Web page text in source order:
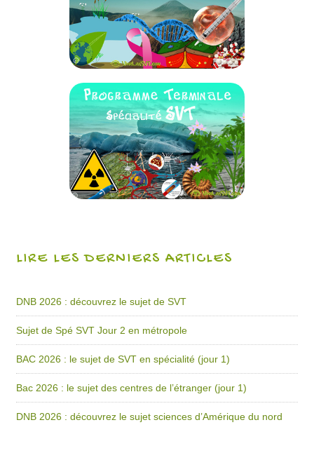
LIRE LES DERNIERS ARTICLES
DNB 2026 : découvrez le sujet de SVT
Sujet de Spé SVT Jour 2 en métropole
BAC 2026 : le sujet de SVT en spécialité (jour 1)
Bac 2026 : le sujet des centres de l’étranger (jour 1)
DNB 2026 : découvrez le sujet sciences d’Amérique du nord